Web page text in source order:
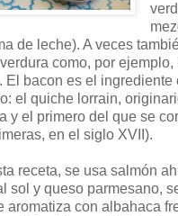
de leche). A veces
como, por ejemplo,
El bacon es el ingrediente
el quiche lorrain,
y el primero del que se
en el siglo XVII).
receta, se usa salmón
sol y queso parmesano,
aromatiza con albahaca